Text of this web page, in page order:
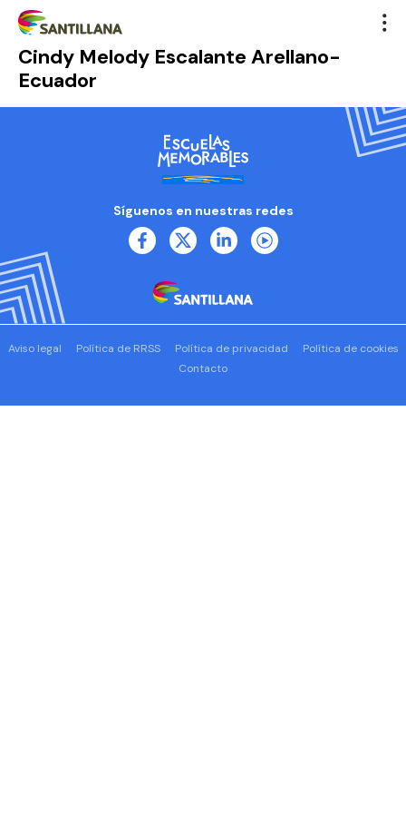
Cindy Melody Escalante Arellano-
Ecuador
Síguenos en nuestras redes
Aviso legal Política de RRSS Política de privacidad
Política de cookies
Contacto